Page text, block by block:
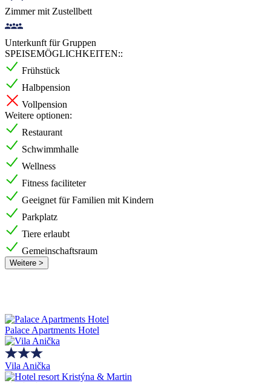
Zimmer mit Zustellbett
Unterkunft für Gruppen
SPEISEMÖGLICHKEITEN::
Frühstück
Halbpension
Vollpension
Weitere optionen:
Restaurant
Schwimmhalle
Wellness
Fitness faciliteter
Geeignet für Familien mit Kindern
Parkplatz
Tiere erlaubt
Gemeinschaftsraum
Weitere >
Palace Apartments Hotel
Vila Anička